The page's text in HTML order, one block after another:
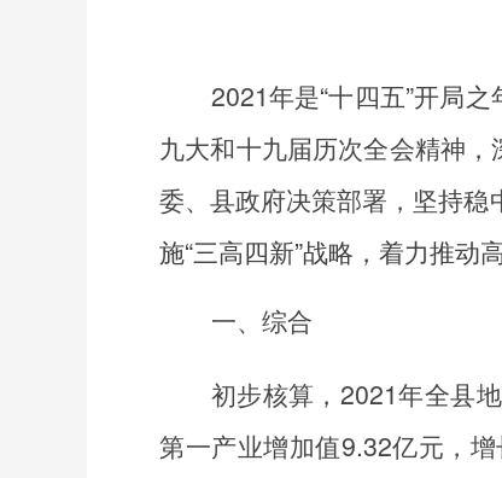
2021年是“十四五”开局之
九大和十九届历次全会精神
委、县政府决策部署，坚持稳
施“三高四新”战略，着力推动
一、综合
初步核算， 2021年全县
第一产业增加值9.32亿元，增